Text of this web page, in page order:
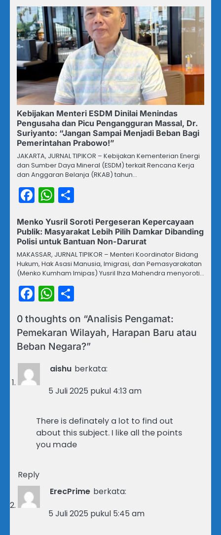
Kebijakan Menteri ESDM Dinilai Menindas
Pengusaha dan Picu Pengangguran Massal, Dr.
Suriyanto: “Jangan Sampai Menjadi Beban Bagi
Pemerintahan Prabowo!”
JAKARTA, JURNAL TIPIKOR – Kebijakan Kementerian Energi
dan Sumber Daya Mineral (ESDM) terkait Rencana Kerja
dan Anggaran Belanja (RKAB) tahun…
Facebook
WhatsApp
Menko Yusril Soroti Pergeseran Kepercayaan
Publik: Masyarakat Lebih Pilih Damkar Dibanding
Polisi untuk Bantuan Non-Darurat
MAKASSAR, JURNAL TIPIKOR – Menteri Koordinator Bidang
Hukum, Hak Asasi Manusia, Imigrasi, dan Pemasyarakatan
(Menko Kumham Imipas) Yusril Ihza Mahendra menyoroti…
Facebook
WhatsApp
0 thoughts on “Analisis Pengamat:
Pemekaran Wilayah, Harapan Baru atau
Beban Negara?”
aishu berkata:
5 Juli 2025 pukul 4:13 am
There is definately a lot to find out
about this subject. I like all the points
you made
Reply
ErecPrime berkata:
5 Juli 2025 pukul 5:45 am